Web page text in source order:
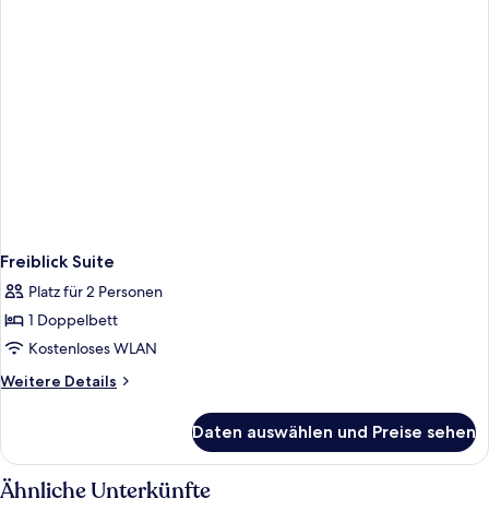
Freiblick Suite
Platz für 2 Personen
1 Doppelbett
Kostenloses WLAN
Weitere Details
Weitere
Suite
Daten auswählen und Preise sehen
Ähnliche Unterkünfte